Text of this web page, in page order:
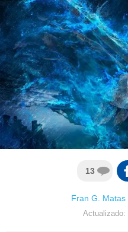
13
Fran G. Matas
Actualizado: